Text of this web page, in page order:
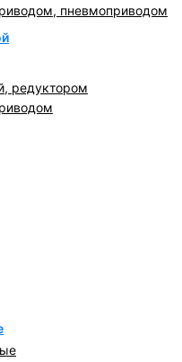
пневмоприводом
редуктором